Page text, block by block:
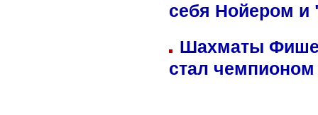
себя Нойером и
Шахматы
стал